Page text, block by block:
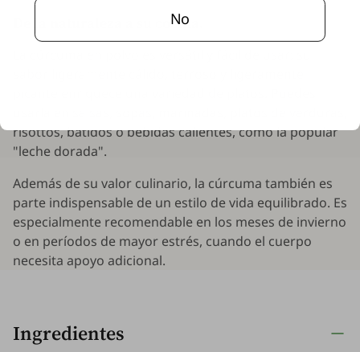
De la naturaleza a su cocina.
risottos, batidos o bebidas calientes, como la popular
"leche dorada".
Además de su valor culinario, la cúrcuma también es
parte indispensable de un estilo de vida equilibrado. Es
especialmente recomendable en los meses de invierno
o en períodos de mayor estrés, cuando el cuerpo
necesita apoyo adicional.
Ingredientes
No